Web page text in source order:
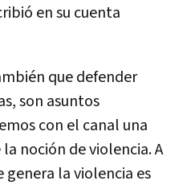
en su cuenta
que defender
son asuntos
con el canal una
noción de violencia. A
la violencia es